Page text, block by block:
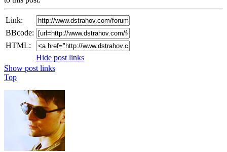
Link:
BBcode:
HTML:
Hide post links
Show post links
Top